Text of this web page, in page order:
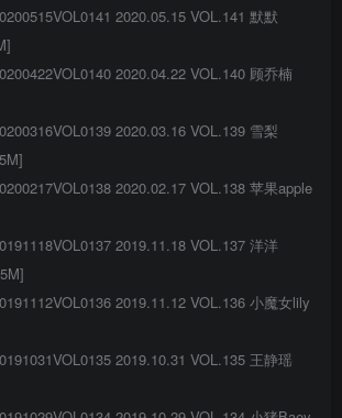
2020.05.15 VOL.141 默默
2020.04.22 VOL.140 顾乔楠
2020.03.16 VOL.139 雪梨
2020.02.17 VOL.138 苹果apple
2019.11.18 VOL.137 洋洋
2019.11.12 VOL.136 小魔女lily
2019.10.31 VOL.135 王静瑶